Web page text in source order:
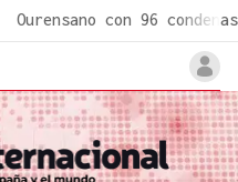
Ourensano con 96 condenas